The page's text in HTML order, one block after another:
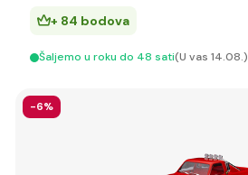
+ 84 bodova
Šaljemo u roku do 48 sati(U vas 14.08.)
-6%